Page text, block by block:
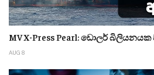
MV X-Press Pearl: ඩොලර්
AUG 8